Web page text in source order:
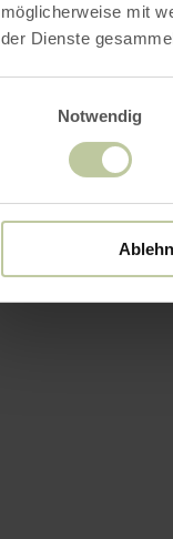
möglicherweise mit
der Dienste
Notwendig